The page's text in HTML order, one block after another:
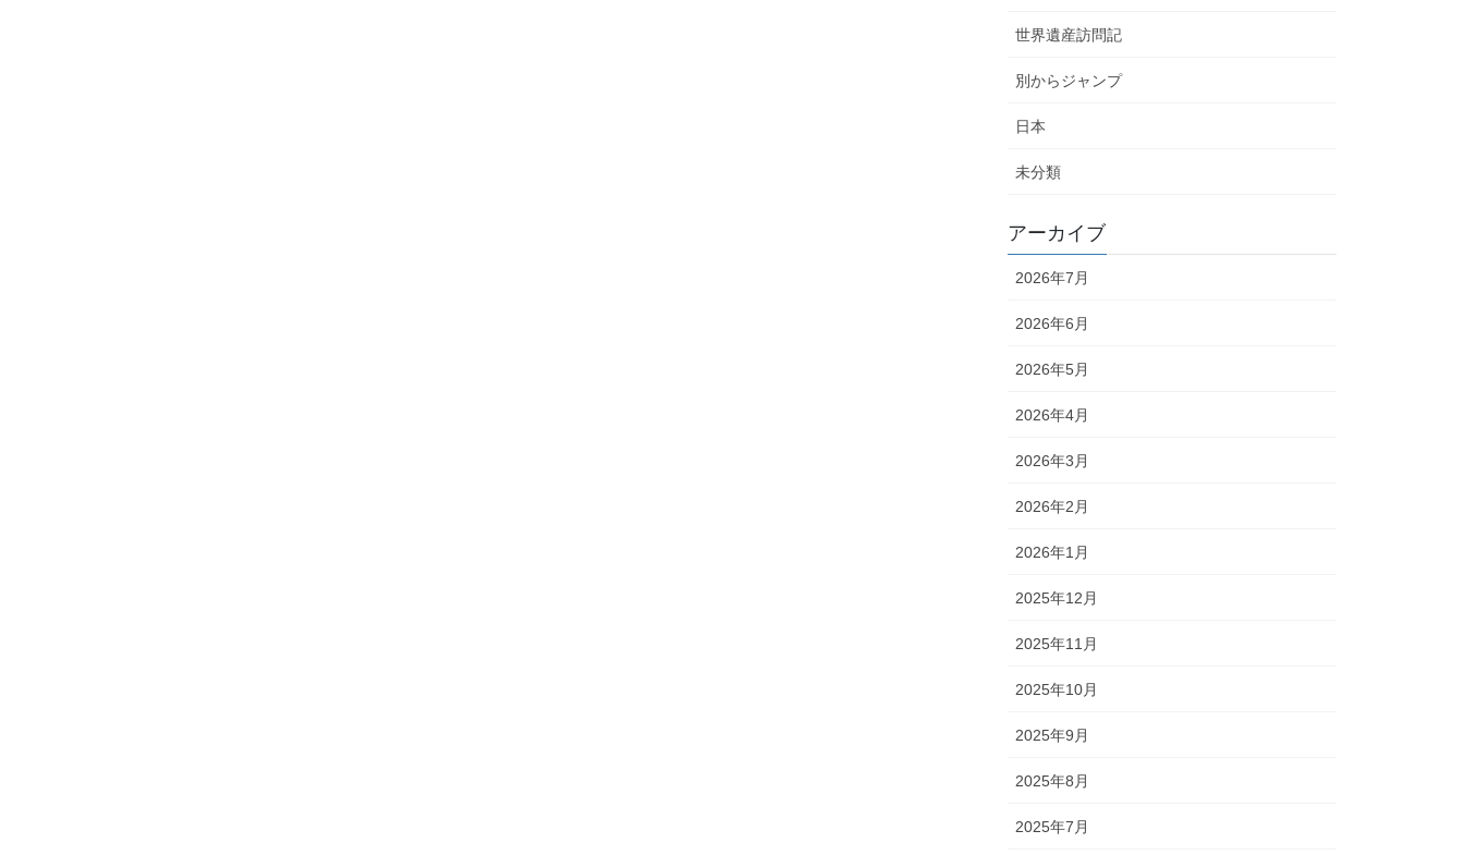
世界遺産訪問記
別からジャンプ
日本
未分類
アーカイブ
2026年7月
2026年6月
2026年5月
2026年4月
2026年3月
2026年2月
2026年1月
2025年12月
2025年11月
2025年10月
2025年9月
2025年8月
2025年7月